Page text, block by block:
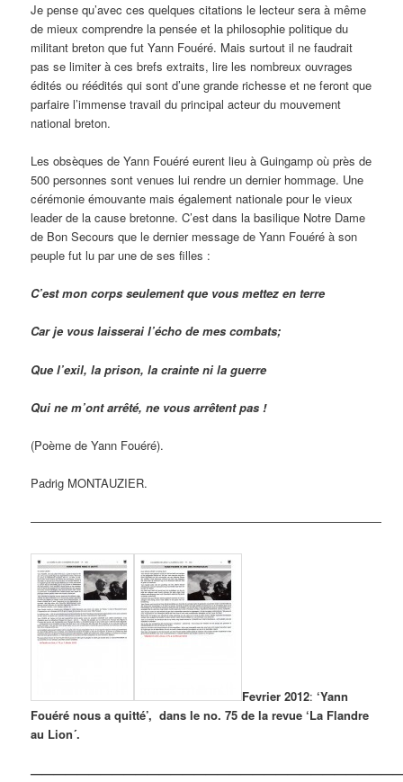
Je pense qu’avec ces quelques citations le lecteur sera à même
de mieux comprendre la pensée et la philosophie politique du
militant breton que fut Yann Fouéré. Mais surtout il ne faudrait
pas se limiter à ces brefs extraits, lire les nombreux ouvrages
édités ou réédités qui sont d’une grande richesse et ne feront que
parfaire l’immense travail du principal acteur du mouvement
national breton.
Les obsèques de Yann Fouéré eurent lieu à Guingamp où près de
500 personnes sont venues lui rendre un dernier hommage. Une
cérémonie émouvante mais également nationale pour le vieux
leader de la cause bretonne. C’est dans la basilique Notre Dame
de Bon Secours que le dernier message de Yann Fouéré à son
peuple fut lu par une de ses filles :
C’est mon corps seulement que vous mettez en terre
Car je vous laisserai l’écho de mes combats;
Que l’exil, la prison, la crainte ni la guerre
Qui ne m’ont arrêté, ne vous arrêtent pas !
(Poème de Yann Fouéré).
Padrig MONTAUZIER.
——————————————————————————————
Fevrier 2012:‘Yann
Fouéré nous a quitté’, dans le no. 75 de la revue ‘La Flandre
au Lion´.